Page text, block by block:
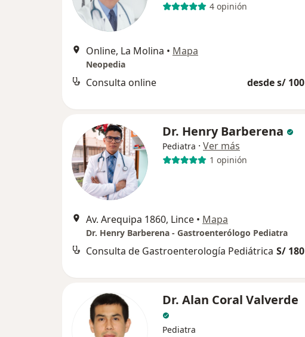
4 opinión
Online, La Molina • Mapa
Neopedia
Consulta online desde s/ 100
Dr. Henry Barberena
Pediatra · Ver más
1 opinión
Av. Arequipa 1860, Lince • Mapa
Dr. Henry Barberena - Gastroenterólogo Pediatra
Consulta de Gastroenterología Pediátrica S/ 180
Dr. Alan Coral Valverde
Pediatra